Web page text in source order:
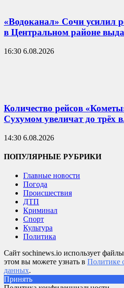
«Водоканал» Сочи усилил
в Центральном районе
16:30 6.08.2026
Количество рейсов
Сухумом увеличат до трёх
14:30 6.08.2026
ПОПУЛЯРНЫЕ РУБРИКИ
Главные новости
Погода
Происшествия
ДТП
Криминал
Спорт
Культура
Политика
Сайт sochinews.io использует
этом вы можете узнать в Политике
данных.
Принять